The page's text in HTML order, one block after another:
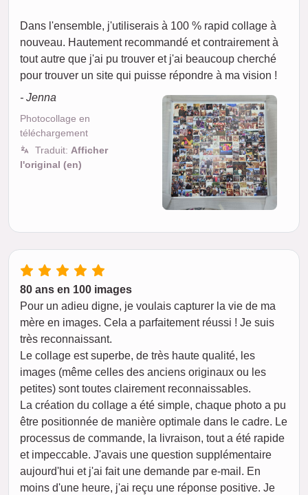
Dans l'ensemble, j'utiliserais à 100 % rapid collage à
nouveau. Hautement recommandé et contrairement à
tout autre que j'ai pu trouver et j'ai beaucoup cherché
pour trouver un site qui puisse répondre à ma vision !
- Jenna
Photocollage en
téléchargement
Traduit: Afficher
l'original (en)
80 ans en 100 images
Pour un adieu digne, je voulais capturer la vie de ma
mère en images. Cela a parfaitement réussi ! Je suis
très reconnaissant.
Le collage est superbe, de très haute qualité, les
images (même celles des anciens originaux ou les
petites) sont toutes clairement reconnaissables.
La création du collage a été simple, chaque photo a pu
être positionnée de manière optimale dans le cadre. Le
processus de commande, la livraison, tout a été rapide
et impeccable. J'avais une question supplémentaire
aujourd'hui et j'ai fait une demande par e-mail. En
moins d'une heure, j'ai reçu une réponse positive. Je